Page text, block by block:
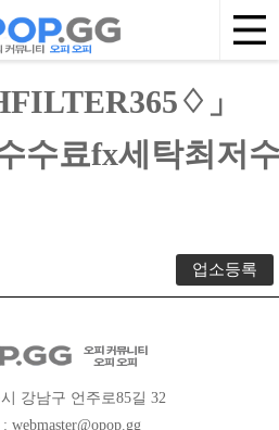
」
수료fx세탁최저
업소등록
강남구 언주로85길 32
: webmaster@opop.gg